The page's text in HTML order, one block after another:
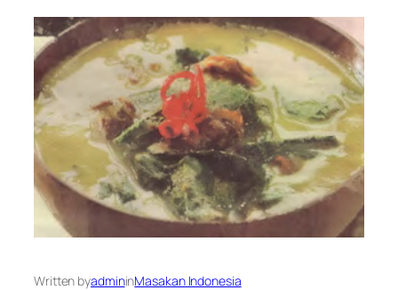
Written byadmininMasakan Indonesia